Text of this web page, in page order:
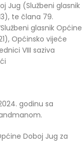
Jug (Službeni glasnik
te člana 79.
glasnik Općine
Općinsko vijeće
VIII saziva
godinu sa
Doboj Jug za